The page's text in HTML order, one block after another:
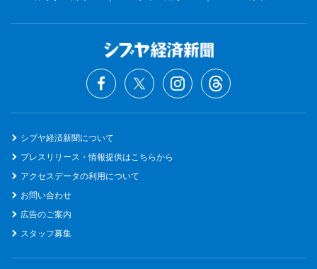
シブヤ経済新聞について
プレスリリース・情報提供はこちらから
アクセスデータの利用について
お問い合わせ
広告のご案内
スタッフ募集